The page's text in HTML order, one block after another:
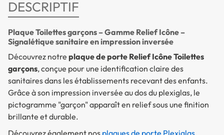
DESCRIPTIF
Plaque Toilettes garçons – Gamme Relief Icône –
Signalétique sanitaire en impression inversée
Découvrez notre plaque de porte Relief Icône Toilettes
garçons, conçue pour une identification claire des
sanitaires dans les établissements recevant des enfants.
Grâce à son impression inversée au dos du plexiglas, le
pictogramme "garçon" apparaît en relief sous une finition
brillante et durable.